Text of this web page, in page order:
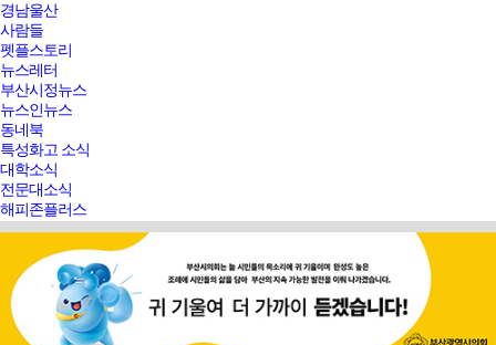
경남울산
사람들
펫플스토리
뉴스레터
부산시정뉴스
뉴스인뉴스
동네북
특성화고 소식
대학소식
전문대소식
해피존플러스